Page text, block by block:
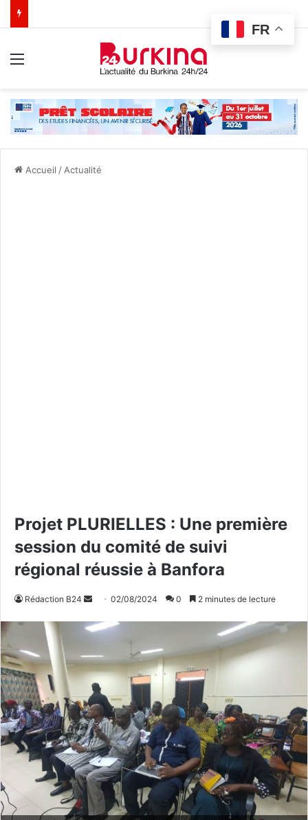
Accueil / Actualité
Projet PLURIELLES : Une première
session du comité de suivi
régional réussie à Banfora
Rédaction B24
v
y
e
r
u
n
c
o
u
r
02/08/2024 0 2 minutes de lecture
FR